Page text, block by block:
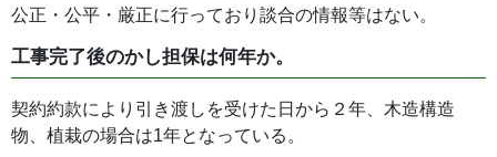
公正・公平・厳正に行っており談合の情報等はない。
工事完了後のかし担保は何年か。
契約約款により引き渡しを受けた日から２年、木造構造
物、植栽の場合は1年となっている。